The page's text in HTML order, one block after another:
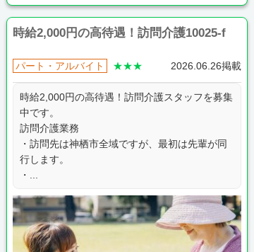
時給2,000円の高待遇！訪問介護10025-f
パート・アルバイト ★★★ 2026.06.26掲載
時給2,000円の高待遇！訪問介護スタッフを募集
中です。
訪問介護業務
・訪問先は神栖市全域ですが、最初は先輩が同
行します。
・...